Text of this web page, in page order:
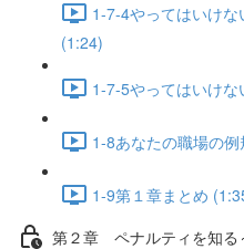
1-7-4やってはいけな
(1:24)
1-7-5やってはいけ
1-8あなたの職場の
1-9第１章まとめ
第２章 ペナルティを知る